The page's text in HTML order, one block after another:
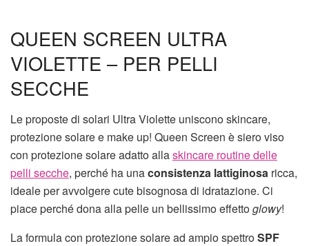
QUEEN SCREEN ULTRA
VIOLETTE – PER PELLI
SECCHE
Le proposte di solari Ultra Violette uniscono skincare,
protezione solare e make up! Queen Screen è siero viso
con protezione solare adatto allaskincare routine delle
pelli secche, perché ha unaconsistenza lattiginosa ricca,
ideale per avvolgere cute bisognosa di idratazione. Ci
piace perché dona alla pelle un bellissimo effettoglowy!
La formula con protezione solare ad ampio spettroSPF